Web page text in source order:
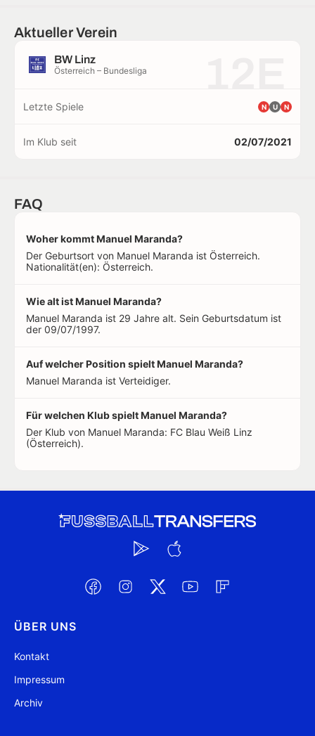
Aktueller Verein
BW Linz
Österreich – Bundesliga
Letzte Spiele N U N
Im Klub seit 02/07/2021
FAQ
Woher kommt Manuel Maranda?
Der Geburtsort von Manuel Maranda ist Österreich.
Nationalität(en): Österreich.
Wie alt ist Manuel Maranda?
Manuel Maranda ist 29 Jahre alt. Sein Geburtsdatum ist
der 09/07/1997.
Auf welcher Position spielt Manuel Maranda?
Manuel Maranda ist Verteidiger.
Für welchen Klub spielt Manuel Maranda?
Der Klub von Manuel Maranda: FC Blau Weiß Linz
(Österreich).
ÜBER UNS
Kontakt
Impressum
Archiv